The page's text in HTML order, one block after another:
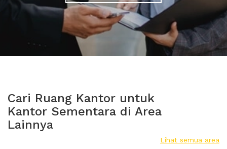
Cari Ruang Kantor untuk
Kantor Sementara di Area
Lainnya
Lihat semua area